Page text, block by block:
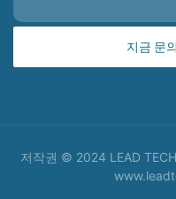
지금 문
저작권 © 2024 LEAD